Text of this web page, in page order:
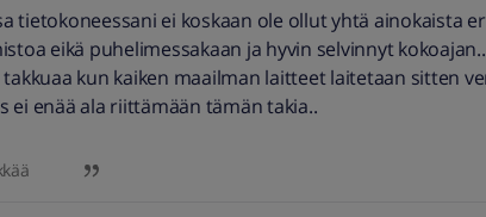
tietokoneessani ei koskaan ole ollut yhtä ainokaista
eikä puhelimessakaan ja hyvin selvinnyt
kun kaiken maailman laitteet laitetaan sitten
ei enää ala riittämään tämän takia..